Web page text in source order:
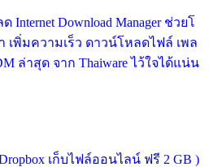
Download Manager ช่วยโ
เพิ่มความเร็ว ดาวน์โหลดไฟล์ เพล
ล่าสุด จาก Thaiware ไว้ใจได้แน่น
เก็บไฟล์ออนไลน์ ฟรี 2 GB )